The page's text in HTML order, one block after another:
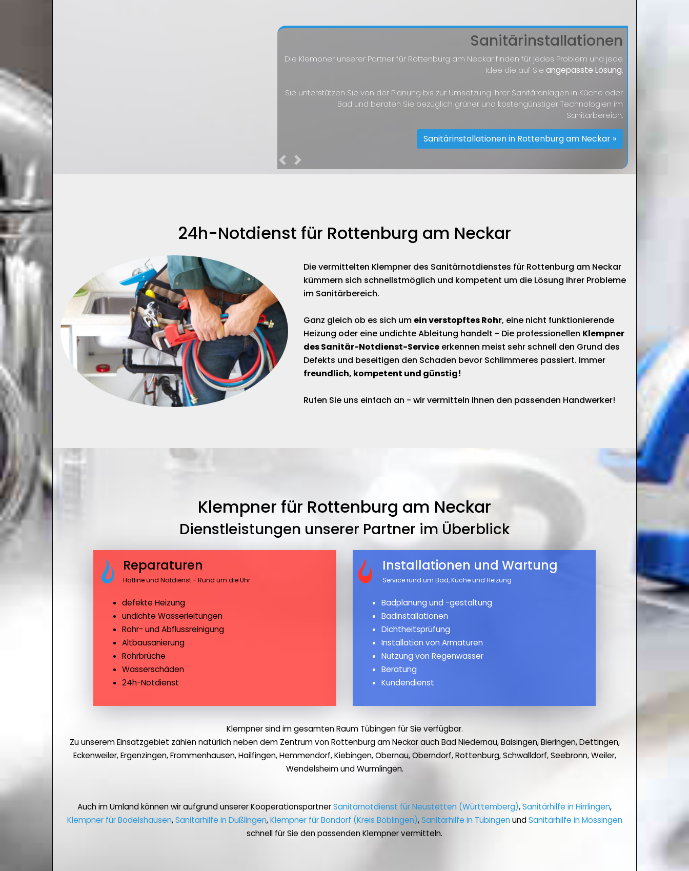
Sanitärinstallationen
Die Klempner unserer Partner für Rottenburg am Neckar finden für jedes Problem und jede
Idee die auf Sieangepasste Lösung.
Sie unterstützen Sie von der Planung bis zur Umsetzung Ihrer Sanitäranlagen in Küche oder
Bad und beraten Sie bezüglich grüner und kostengünstiger Technologien im
Sanitärbereich.
Sanitärinstallationen in Rottenburg am Neckar »
Previous
24h-Notdienst für Rottenburg am Neckar
Die vermittelten Klempner des Sanitärnotdienstes für Rottenburg am Neckar
kümmern sich schnellstmöglich und kompetent um die Lösung Ihrer Probleme
im Sanitärbereich.
Ganz gleich ob es sich um ein verstopftes Rohr, eine nicht funktionierende
Heizung oder eine undichte Ableitung handelt - Die professionellen Klempner
des Sanitär-Notdienst-Service erkennen meist sehr schnell den Grund des
Defekts und beseitigen den Schaden bevor Schlimmeres passiert. Immer
freundlich, kompetent und günstig!
Rufen Sie uns einfach an - wir vermitteln Ihnen den passenden Handwerker!
Klempner für Rottenburg am Neckar
Dienstleistungen unserer Partner im Überblick
Reparaturen
Hotline und Notdienst - Rund um die Uhr
defekte Heizung
undichte Wasserleitungen
Rohr- und Abflussreinigung
Altbausanierung
Rohrbrüche
Wasserschäden
24h-Notdienst
Installationen und Wartung
Service rund um Bad, Küche und Heizung
Badplanung und -gestaltung
Badinstallationen
Dichtheitsprüfung
Installation von Armaturen
Nutzung von Regenwasser
Beratung
Kundendienst
Klempner sind im gesamten Raum Tübingen für Sie verfügbar.
Zu unserem Einsatzgebiet zählen natürlich neben dem Zentrum von Rottenburg am Neckar auch Bad Niedernau, Baisingen, Bieringen, Dettingen,
Eckenweiler, Ergenzingen, Frommenhausen, Hailfingen, Hemmendorf, Kiebingen, Obernau, Oberndorf, Rottenburg, Schwalldorf, Seebronn, Weiler,
Wendelsheim und Wurmlingen.
Auch im Umland können wir aufgrund unserer KooperationspartnerSanitärnotdienst für Neustetten (Württemberg),Sanitärhilfe in Hirrlingen,
Klempner für Bodelshausen,Sanitärhilfe in Dußlingen,Klempner für Bondorf (Kreis Böblingen),Sanitärhilfe in TübingenundSanitärhilfe in Mössingen
schnell für Sie den passenden Klempner vermitteln.